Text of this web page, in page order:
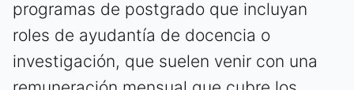
programas de postgrado que incluyan
roles de ayudantía de docencia o
investigación, que suelen venir con una